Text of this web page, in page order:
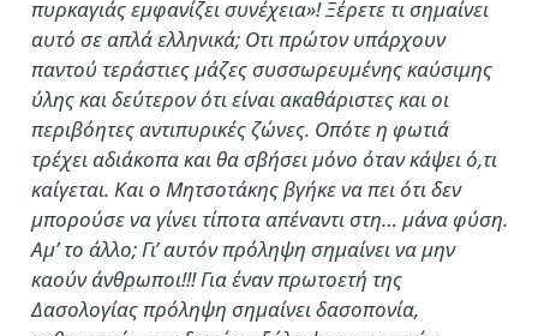
πυρκαγιάς εμφανίζει συνέχεια»! Ξέρετε τι σημαίνει
αυτό σε απλά ελληνικά; Οτι πρώτον υπάρχουν
παντού τεράστιες μάζες συσσωρευμένης καύσιμης
ύλης και δεύτερον ότι είναι ακαθάριστες και οι
περιβόητες αντιπυρικές ζώνες. Οπότε η φωτιά
τρέχει αδιάκοπα και θα σβήσει μόνο όταν κάψει ό,τι
καίγεται. Και ο Μητσοτάκης βγήκε να πει ότι δεν
μπορούσε να γίνει τίποτα απέναντι στη… μάνα φύση.
Αμ’ το άλλο; Γι’ αυτόν πρόληψη σημαίνει να μην
καούν άνθρωποι!!! Για έναν πρωτοετή της
Δασολογίας πρόληψη σημαίνει δασοπονία,